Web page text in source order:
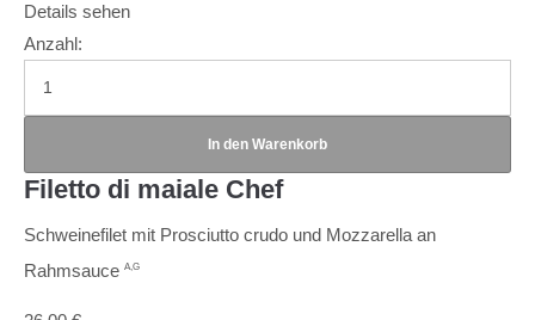
Details sehen
Anzahl:
Filetto di maiale Chef
Schweinefilet mit Prosciutto crudo und Mozzarella an
Rahmsauce A,G